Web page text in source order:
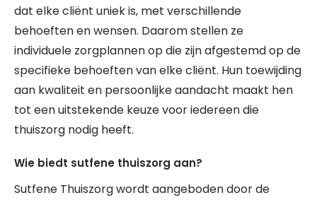
dat elke cliënt uniek is, met verschillende
behoeften en wensen. Daarom stellen ze
individuele zorgplannen op die zijn afgestemd op de
specifieke behoeften van elke cliënt. Hun toewijding
aan kwaliteit en persoonlijke aandacht maakt hen
tot een uitstekende keuze voor iedereen die
thuiszorg nodig heeft.
Wie biedt sutfene thuiszorg aan?
Sutfene Thuiszorg wordt aangeboden door de